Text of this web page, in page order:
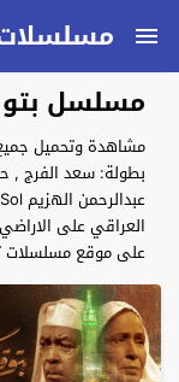
مسلسل
مشاهدة وتحميل
بطولة: سعد الفرج ,
العراقي على
على موقع مسلسلات